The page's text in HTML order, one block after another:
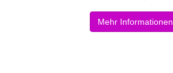
Mehr Informationen